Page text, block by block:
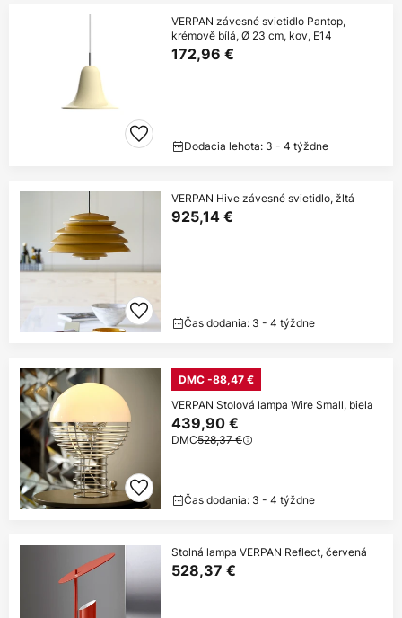
VERPAN závesné svietidlo Pantop,
krémově bílá, Ø 23 cm, kov, E14
172,96 €
Dodacia lehota: 3 - 4 týždne
VERPAN Hive závesné svietidlo, žltá
925,14 €
Čas dodania: 3 - 4 týždne
DMC -88,47 €
VERPAN Stolová lampa Wire Small, biela
439,90 €
DMC528,37 €
Čas dodania: 3 - 4 týždne
Stolná lampa VERPAN Reflect, červená
528,37 €